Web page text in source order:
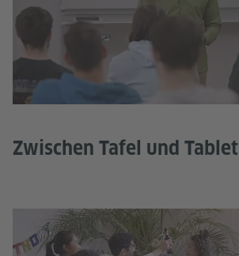
Zwischen Tafel und Tablet